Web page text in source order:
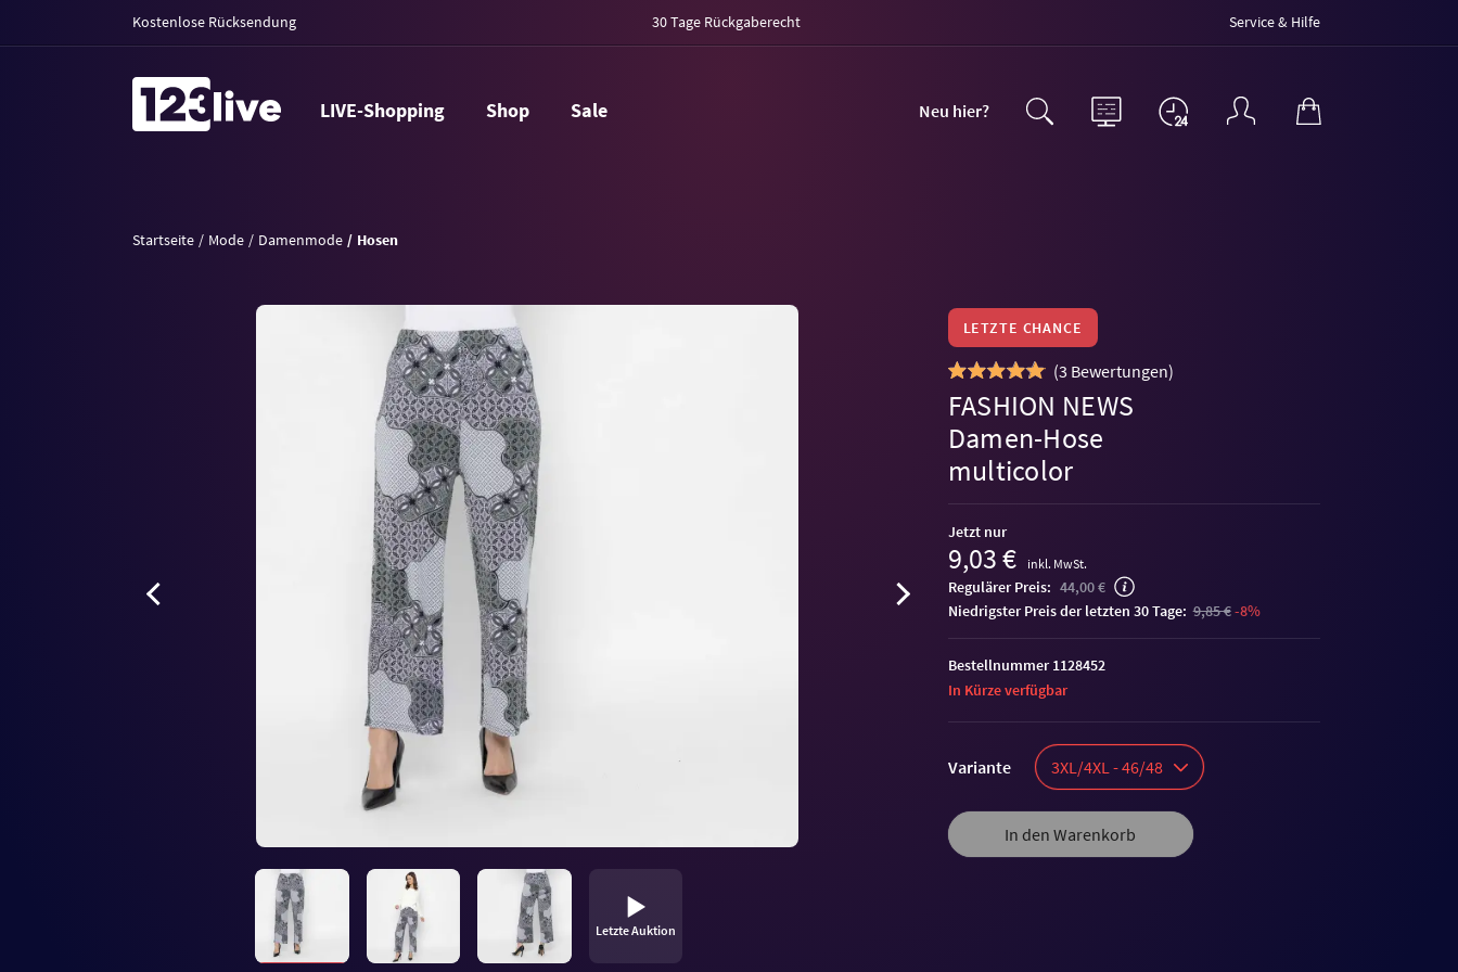
Kostenlose Rücksendung 30 Tage Rückgaberecht Service & Hilfe
LIVE-Shopping Shop Sale Neu hier?
Startseite Mode Damenmode Hosen
Letzte Auktion
LETZTE CHANCE
(3 Bewertungen)
FASHION NEWS
Damen-Hose
multicolor
Jetzt nur
9,03 € inkl. MwSt.
Regulärer Preis: 44,00 €
niedrigster Preis der letzten 30 Tage: 9,85 €-8%
Variante 3XL/4XL - 46/48
In den Warenkorb
Bestellnummer 1128452
In Kürze verfügbar